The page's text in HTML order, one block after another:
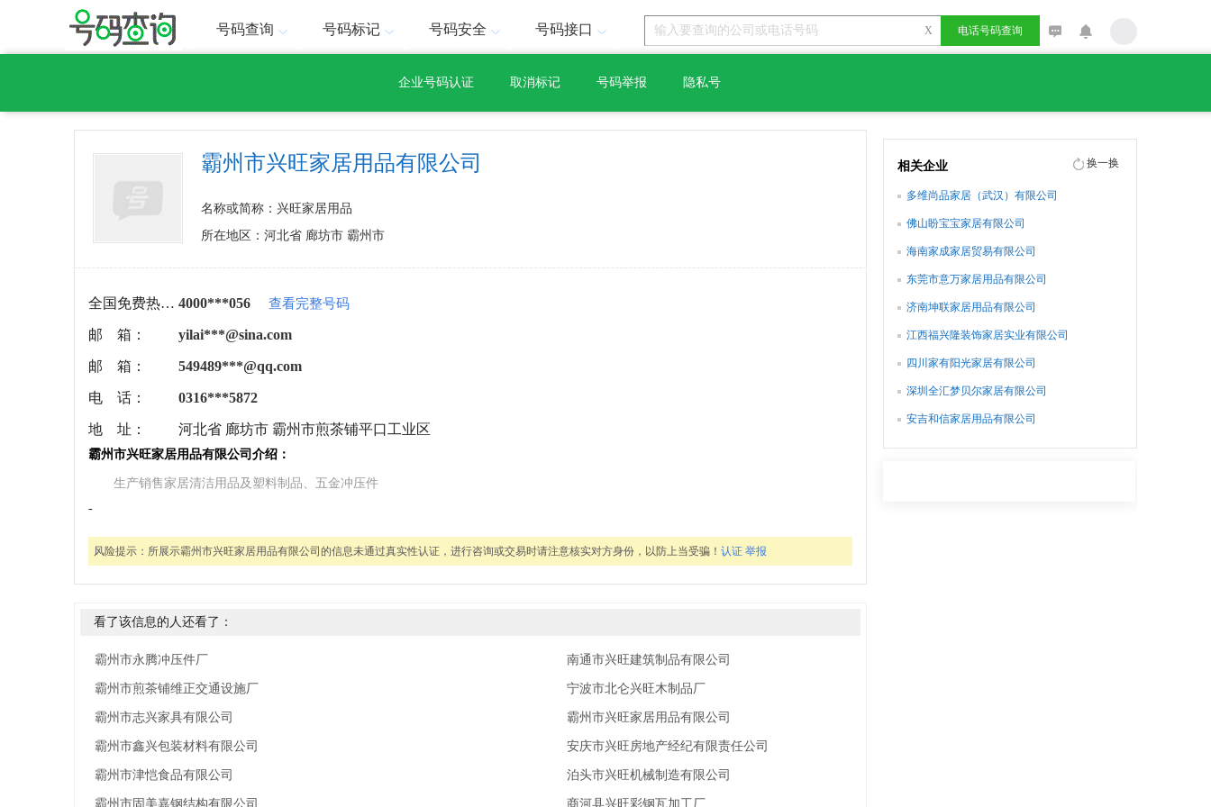
号码查询 号码标记 号码安全 号码接口 X 电话号码查询
企业号码认证 取消标记 号码举报 隐私号
霸州市兴旺家居用品有限公司
名称或简称：兴旺家居用品
所在地区：河北省 廊坊市 霸州市
全国免费热线： 4000***056 查看完整号码
邮 箱： yilai***@sina.com
邮 箱： 549489***@qq.com
电 话： 0316***5872
地 址： 河北省 廊坊市 霸州市煎茶铺平口工业区
霸州市兴旺家居用品有限公司介绍：
生产销售家居清洁用品及塑料制品、五金冲压件
-
风险提示： 所展示霸州市兴旺家居用品有限公司的信息未通过真实性认证，进行咨询或交易时请注意核实对方身份，以防上当受骗！ 认证 举报
看了该信息的人还看了：
霸州市永腾冲压件厂
霸州市煎茶铺维正交通设施厂
霸州市志兴家具有限公司
霸州市鑫兴包装材料有限公司
霸州市津恺食品有限公司
霸州市固美嘉钢结构有限公司
南通市兴旺建筑制品有限公司
宁波市北仑兴旺木制品厂
霸州市兴旺家居用品有限公司
安庆市兴旺房地产经纪有限责任公司
泊头市兴旺机械制造有限公司
商河县兴旺彩钢瓦加工厂
相关企业 换一换
多维尚品家居（武汉）有限公司
佛山盼宝宝家居有限公司
海南家成家居贸易有限公司
东莞市意万家居用品有限公司
济南坤联家居用品有限公司
江西福兴隆装饰家居实业有限公司
四川家有阳光家居有限公司
深圳全汇梦贝尔家居有限公司
安吉和信家居用品有限公司